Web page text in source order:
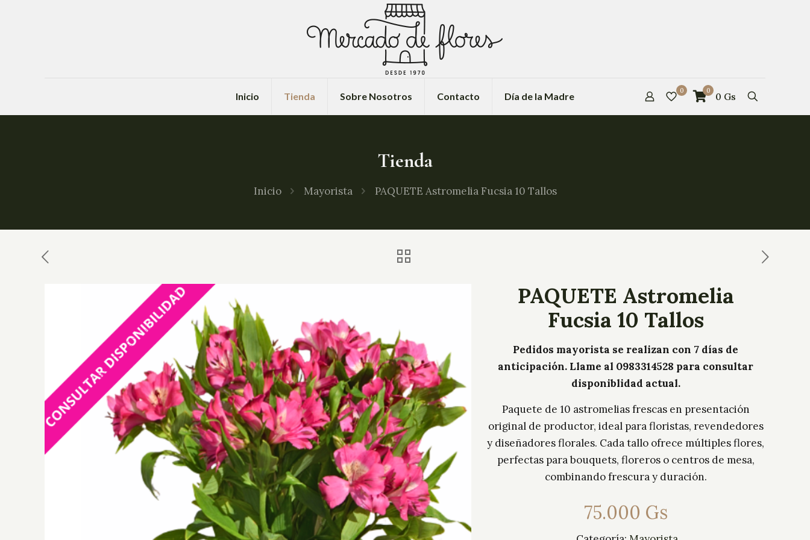
Inicio Tienda Sobre Nosotros Contacto Día de la Madre 0 0 0 Gs
Tienda
Inicio Mayorista PAQUETE Astromelia Fucsia 10 Tallos
PAQUETE Astromelia
Fucsia 10 Tallos
Pedidos mayorista se realizan con 7 días de
anticipación. Llame al 0983314528 para consultar
disponiblidad actual.
Paquete de 10 astromelias frescas en presentación
original de productor, ideal para floristas, revendedores
y diseñadores florales. Cada tallo ofrece múltiples flores,
perfectas para bouquets, floreros o centros de mesa,
combinando frescura y duración.
75.000 Gs